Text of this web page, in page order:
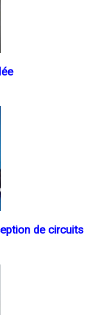
de circuits